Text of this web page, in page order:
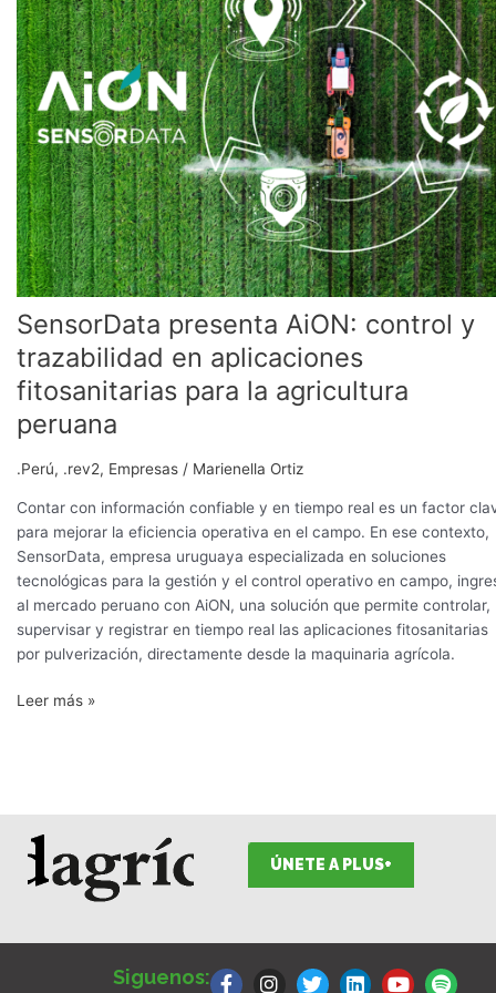
SensorData presenta AiON: control y
trazabilidad en aplicaciones
fitosanitarias para la agricultura
peruana
.Perú, .rev2, Empresas / Marienella Ortiz
Contar con información confiable y en tiempo real es un factor
para mejorar la eficiencia operativa en el campo. En ese contexto,
SensorData, empresa uruguaya especializada en soluciones
tecnológicas para la gestión y el control operativo en campo,
al mercado peruano con AiON, una solución que permite controlar,
supervisar y registrar en tiempo real las aplicaciones fitosanitarias
por pulverización, directamente desde la maquinaria agrícola.
control
y
trazabilidad
en
aplicaciones
fitosanitarias
para
la
agricultura
peruana
Leer más »
ÚNETE A PLUS+
Siguenos:
a
n
w
i
o
p